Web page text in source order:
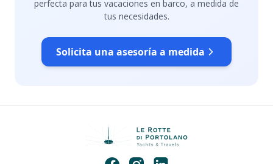
perfecta para tus vacaciones en barco, a medida de
tus necesidades.
Solicita una asesoría a medida